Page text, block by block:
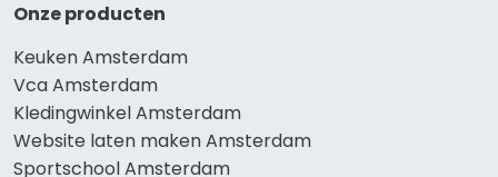
Onze producten
Keuken Amsterdam
Vca Amsterdam
Kledingwinkel Amsterdam
Website laten maken Amsterdam
Sportschool Amsterdam